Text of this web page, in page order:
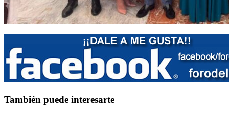
También puede interesarte